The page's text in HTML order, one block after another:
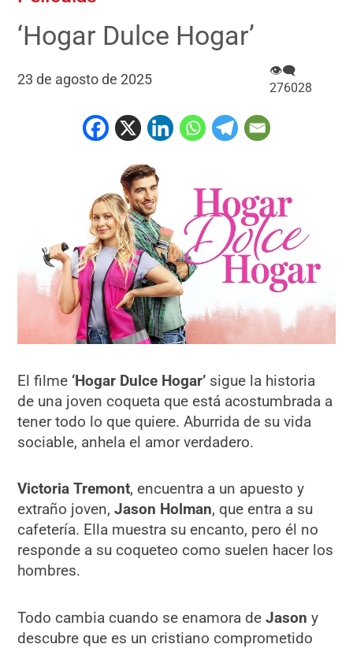
‘Hogar Dulce Hogar’
23 de agosto de 2025
👁‍🗨
276028
El filme ‘Hogar Dulce Hogar’ sigue la historia
de una joven coqueta que está acostumbrada a
tener todo lo que quiere. Aburrida de su vida
sociable, anhela el amor verdadero.
Victoria Tremont, encuentra a un apuesto y
extraño joven,Jason Holman, que entra a su
cafetería. Ella muestra su encanto, pero él no
responde a su coqueteo como suelen hacer los
hombres.
Todo cambia cuando se enamora deJason y
descubre que es un cristiano comprometido